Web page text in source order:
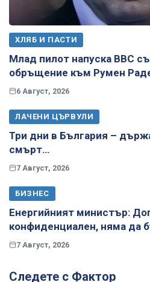
ХЛЯБ И ПАСТИ
Млад пилот напуска ВВС
обръщение към Румен
6 Август, 2026
ЛАЧЕНИ ЦЪРВУЛИ
Три дни в България –
смърт…
7 Август, 2026
БИЗНЕС
Енергийният министър:
конфиденциален, няма да
7 Август, 2026
Следете с Фактор